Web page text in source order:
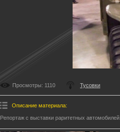
Просмотры: 1110 Тусовки
Описание материала:
Репортаж с выставки раритетных автомобилей.